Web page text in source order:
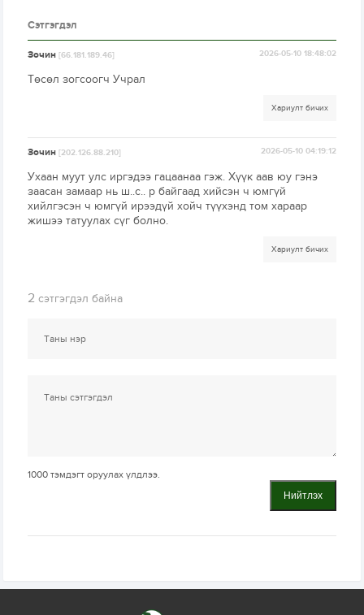
Сэтгэгдэл
Зочин[66.181.189.46] 2026-05-10 18:48:02
Төсөл зогсоогч Учрал
Хариулт бичих
Зочин[202.126.88.210] 2026-05-10 04:19:12
Ухаан муут улс иргэдээ гацаанаа гэж. Хүүк аав юу гэнэ
заасан замаар нь ш..с.. р байгаад хийсэн ч юмгүй
хийлгэсэн ч юмгүй ирээдүй хойч түүхэнд том хараар
жишээ татуулах сүг болно.
Хариулт бичих
2 сэтгэгдэл байна
1000 тэмдэгт оруулах үлдлээ.
Нийтлэх